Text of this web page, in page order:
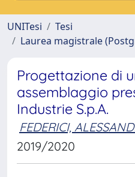
UNITesi
Tesi
Laurea magistrale
Progettazione di
assemblaggio
Industrie S.p.A.
FEDERICI,
2019/2020